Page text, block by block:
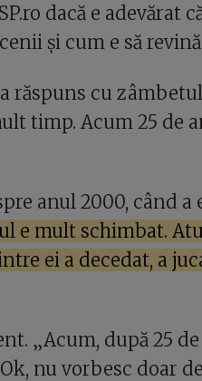
dacă e adevărat
și cum e să
cu zâmbetul
timp. Acum 25 de
anul 2000, când a
e mult schimbat.
ei a decedat, a
„Acum, după 25
nu vorbesc doar